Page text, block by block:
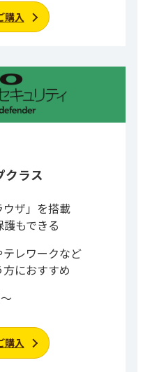
購入
クラス
ザ」を搭載
もできる
レワークなど
におすすめ
購入